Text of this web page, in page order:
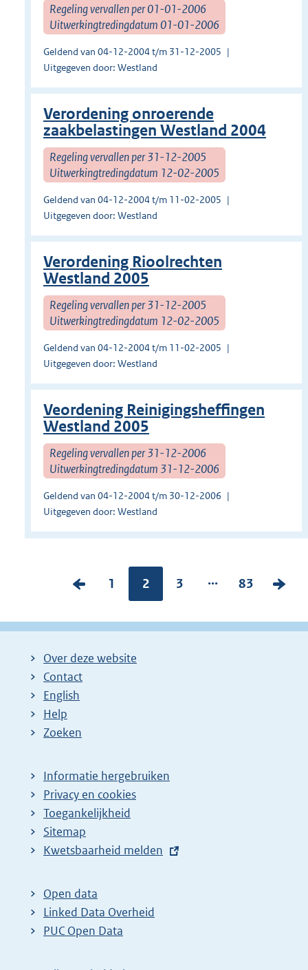
Regeling vervallen per 01-01-2006
Uitwerkingtredingdatum 01-01-2006
Geldend van 04-12-2004 t/m 31-12-2005
Uitgegeven door: Westland
Verordening onroerende
zaakbelastingen Westland 2004
Regeling vervallen per 31-12-2005
Uitwerkingtredingdatum 12-02-2005
Geldend van 04-12-2004 t/m 11-02-2005
Uitgegeven door: Westland
Verordening Rioolrechten
Westland 2005
Regeling vervallen per 31-12-2005
Uitwerkingtredingdatum 12-02-2005
Geldend van 04-12-2004 t/m 11-02-2005
Uitgegeven door: Westland
Veordening Reinigingsheffingen
Westland 2005
Regeling vervallen per 31-12-2006
Uitwerkingtredingdatum 31-12-2006
Geldend van 04-12-2004 t/m 30-12-2006
Uitgegeven door: Westland
V
r
g
e
a
n
a
z
o
k
r
e
P
g
n
1 Pagina:
2
P
g
3 ...
P
g
83
V
l
Over deze website
Contact
English
Help
Zoeken
Informatie hergebruiken
Privacy en cookies
Toegankelijkheid
Sitemap
E
t
e
r
Kwetsbaarheid melden
Open data
Linked Data Overheid
PUC Open Data